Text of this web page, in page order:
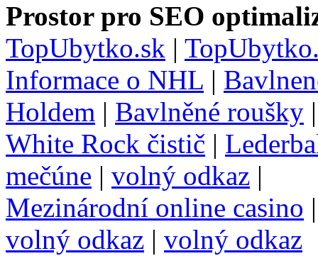
Prostor pro SEO
TopUbytko.sk |
Informace o NHL |
Holdem | Bavlněné roušky
White Rock čistič |
mečúne | volný odkaz |
Mezinárodní online casino
volný odkaz | volný odkaz